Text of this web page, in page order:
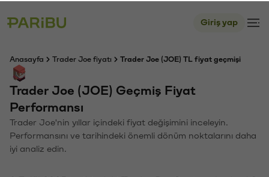
Giriş yap
Anasayfa Trader Joe fiyatı Trader Joe (JOE) TL fiyat geçmişi
Trader Joe (JOE) Geçmiş Fiyat
Performansı
Trader Joe'nin yıllar içindeki fiyat değişimini inceleyin.
Performansını ve tarihindeki önemli dönüm noktalarını daha
iyi analiz edin.